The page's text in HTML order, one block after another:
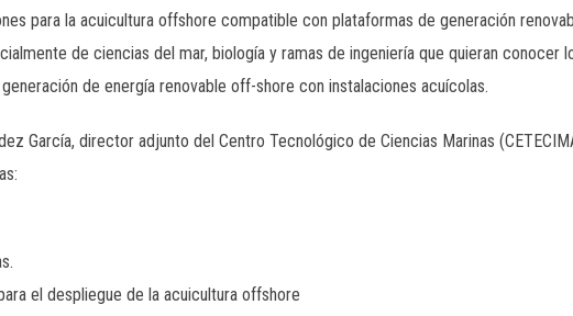
para la acuicultura offshore compatible con plataformas de generación
de ciencias del mar, biología y ramas de ingeniería que quieran conocer
de energía renovable off-shore con instalaciones acuícolas.
García, director adjunto del Centro Tecnológico de Ciencias Marinas
el despliegue de la acuicultura offshore